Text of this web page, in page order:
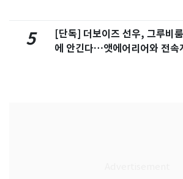
5
[단독] 더보이즈 선우, 그루비
에 안긴다…앳에어리어와 전속